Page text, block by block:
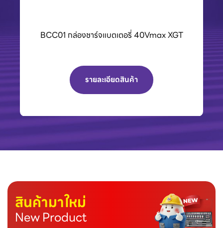
BCC01 กล่องชาร์จแบตเตอรี่ 40Vmax XGT
รายละเอียดสินค้า
สินค้ามาใหม่
New Product